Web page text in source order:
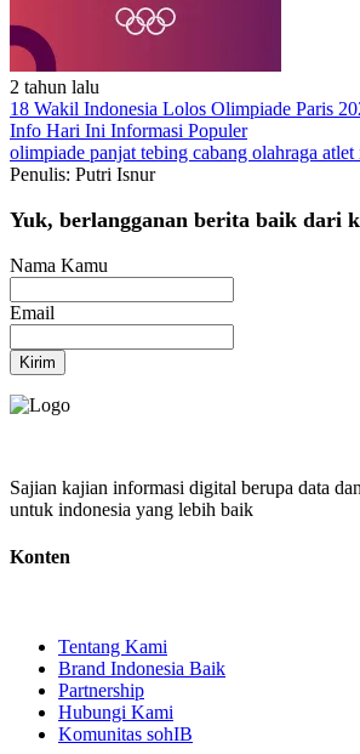
2 tahun lalu
18 Wakil Indonesia Lolos Olimpiade Paris
Info Hari Ini Informasi Populer
olimpiade panjat tebing cabang olahraga atlet
Penulis: Putri Isnur
Yuk, berlangganan berita baik dari
Nama Kamu
Email
Kirim
Sajian kajian informasi digital berupa data
untuk indonesia yang lebih baik
Konten
Tentang Kami
Brand Indonesia Baik
Partnership
Hubungi Kami
Komunitas sohIB